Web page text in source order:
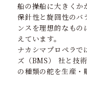
船の操船に大きくか
保針性と旋回性のバ
ンスを理想的なも
えています。
ナカシマプロペラで
ズ（BMS） 社と技
の種類の舵を生産・